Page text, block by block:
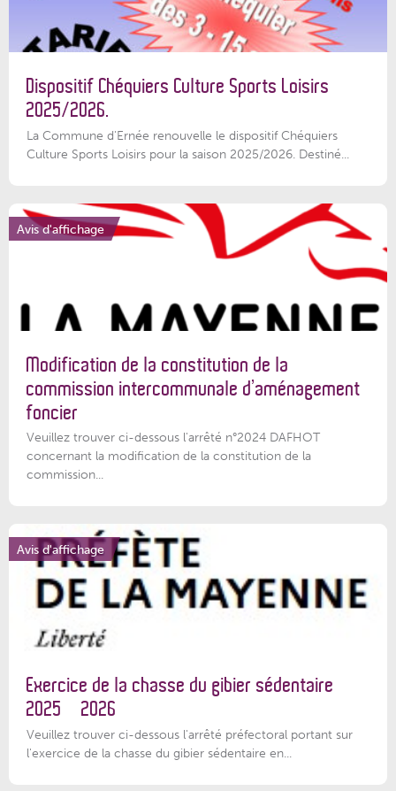
Dispositif Chéquiers Culture Sports Loisirs
2025/2026.
La Commune d'Ernée renouvelle le dispositif Chéquiers
Culture Sports Loisirs pour la saison 2025/2026. Destiné...
Avis d'affichage
Modification de la constitution de la
commission intercommunale d’aménagement
foncier
Veuillez trouver ci-dessous l'arrêté n°2024 DAFHOT
concernant la modification de la constitution de la
commission...
Avis d'affichage
Exercice de la chasse du gibier sédentaire
2025 – 2026
Veuillez trouver ci-dessous l'arrêté préfectoral portant sur
l'exercice de la chasse du gibier sédentaire en...